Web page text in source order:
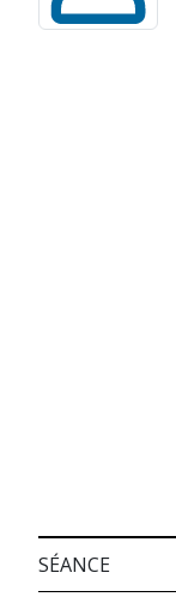
SÉANCE